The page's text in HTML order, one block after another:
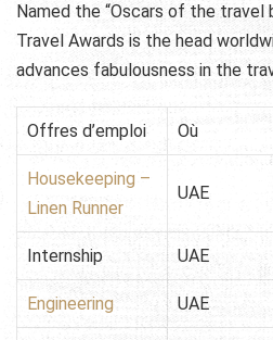
Named the “Oscars of the travel
Travel Awards is the head
advances fabulousness in the
Offres d’emploi Où
Housekeeping –
Linen Runner
UAE
Internship UAE
Engineering UAE